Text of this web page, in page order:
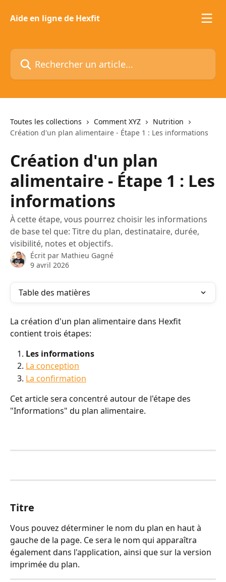
Aide en ligne de Hexfit
Rechercher un article...
Toutes les collections Comment XYZ
Nutrition
Création d'un plan alimentaire - Étape 1 : Les informations
Création d'un plan
alimentaire - Étape 1 : Les
informations
À cette étape, vous pourrez choisir les informations
de base tel que: Titre du plan, destinataire, durée,
visibilité, notes et objectifs.
Écrit par Mathieu Gagné
9 avril 2026
Table des matières
La création d'un plan alimentaire dans Hexfit
contient trois étapes:
Les informations
La conception
La confirmation
Cet article sera concentré autour de l'étape des
"Informations" du plan alimentaire.
Titre
Vous pouvez déterminer le nom du plan en haut à
gauche de la page. Ce sera le nom qui apparaîtra
également dans l'application, ainsi que sur la version
imprimée du plan.